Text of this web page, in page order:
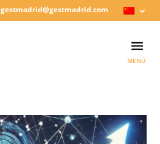
gestmadrid@gestmadrid.com